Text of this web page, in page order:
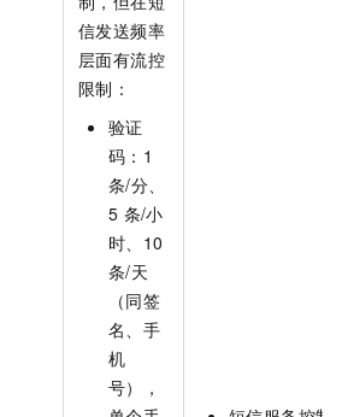
信发送频率
层面有流控
限制：
验证
码：1
条/分、
5 条/小
时、10
条/天
（同签
名、手
机
号），